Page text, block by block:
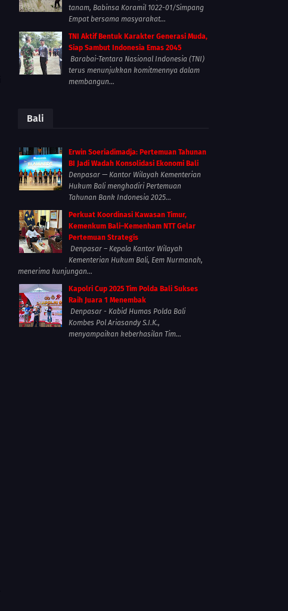
tanam, Babinsa Koramil 1022-01/Simpang
Empat bersama masyarakat...
TNI Aktif Bentuk Karakter Generasi Muda,
Siap Sambut Indonesia Emas 2045
Barabai-Tentara Nasional Indonesia (TNI)
terus menunjukkan komitmennya dalam
membangun...
Bali
Erwin Soeriadimadja: Pertemuan Tahunan
BI Jadi Wadah Konsolidasi Ekonomi Bali
Denpasar — Kantor Wilayah Kementerian
Hukum Bali menghadiri Pertemuan
Tahunan Bank Indonesia 2025...
Perkuat Koordinasi Kawasan Timur,
Kemenkum Bali–Kemenham NTT Gelar
Pertemuan Strategis
Denpasar – Kepala Kantor Wilayah
Kementerian Hukum Bali, Eem Nurmanah,
menerima kunjungan...
Kapolri Cup 2025 Tim Polda Bali Sukses
Raih Juara 1 Menembak
Denpasar - Kabid Humas Polda Bali
Kombes Pol Ariasandy S.I.K.,
menyampaikan keberhasilan Tim...